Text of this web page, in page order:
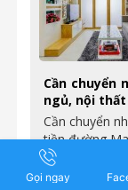
Cần chuyển
ngủ, nội
Cần chuyển
tiền đường
Gọi ngay